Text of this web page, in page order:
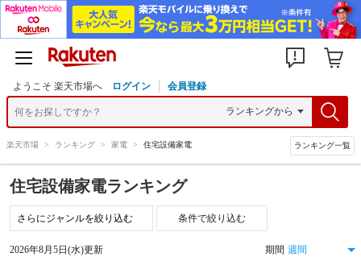
ようこそ 楽天市場へ ログイン 会員登録
楽天市場 > ランキング > 家電 > 住宅設備家電 ランキング一覧
住宅設備家電ランキング
条件で絞り込む
2026年8月5日(水)更新 期間